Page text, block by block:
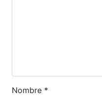
Nombre *